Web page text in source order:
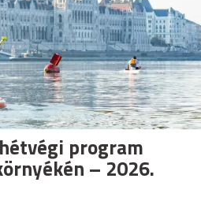
program
– 2026.